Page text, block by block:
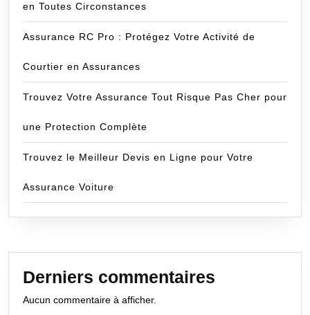
en Toutes Circonstances
Assurance RC Pro : Protégez Votre Activité de
Courtier en Assurances
Trouvez Votre Assurance Tout Risque Pas Cher pour
une Protection Complète
Trouvez le Meilleur Devis en Ligne pour Votre
Assurance Voiture
Derniers commentaires
Aucun commentaire à afficher.